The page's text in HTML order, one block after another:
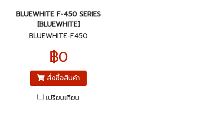
BLUEWHITE F-450 SERIES
[BLUEWHITE]
BLUEWHITE-F450
฿0
สั่งซื้อสินค้า
เปรียบเทียบ